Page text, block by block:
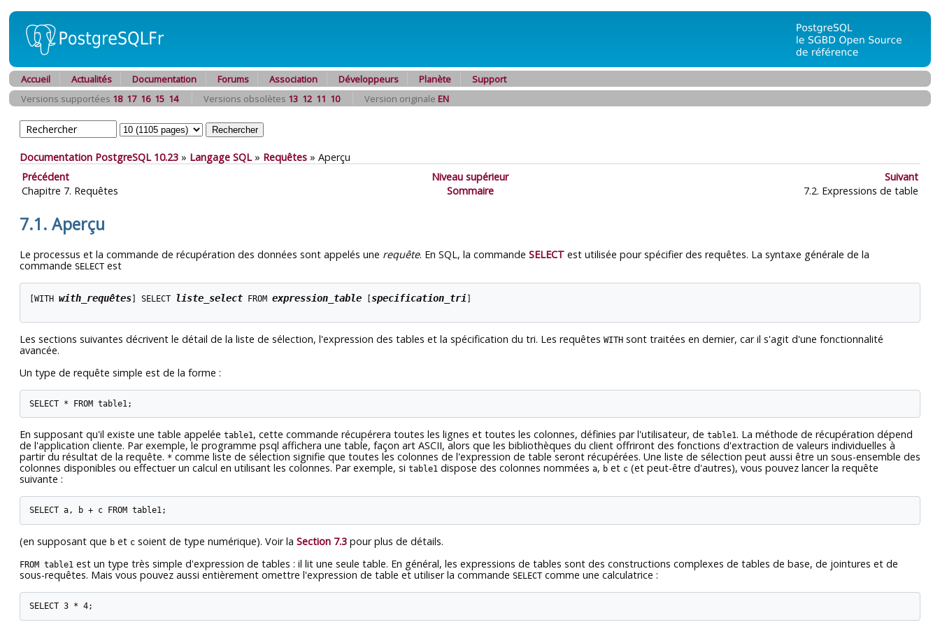
Accueil Actualités Documentation Forums Association Développeurs Planète
Support
Versions supportées 18 17 16 15 14 Versions obsolètes 13 12 11 10 Version originale EN
Documentation PostgreSQL 10.23 » Langage SQL» Requêtes » Aperçu
Précédent
Niveau supérieur
Suivant
Chapitre 7. Requêtes
Sommaire 7.2. Expressions de table
7.1. Aperçu
Le processus et la commande de récupération des données sont appelés une requête. En SQL, la commande SELECT est utilisée pour spécifier des requêtes. La syntaxe générale de la
commande SELECT est
WITH with_requêtes] SELECT liste_select FROM expression_table [ specification_tri]
Les sections suivantes décrivent le détail de la liste de sélection, l'expression des tables et la spécification du tri. Les requêtes WITH sont traitées en dernier, car il s'agit d'une fonctionnalité
avancée.
Un type de requête simple est de la forme :
SELECT * FROM table1;
En supposant qu'il existe une table appelée table1, cette commande récupérera toutes les lignes et toutes les colonnes, définies par l'utilisateur, de table1. La méthode de récupération dépend
de l'application cliente. Par exemple, le programme psql affichera une table, façon art ASCII, alors que les bibliothèques du client offriront des fonctions d'extraction de valeurs individuelles à
partir du résultat de la requête. * comme liste de sélection signifie que toutes les colonnes de l'expression de table seront récupérées. Une liste de sélection peut aussi être un sous-ensemble des
colonnes disponibles ou effectuer un calcul en utilisant les colonnes. Par exemple, si table1 dispose des colonnes nommées a, b et c (et peut-être d'autres), vous pouvez lancer la requête
suivante :
SELECT a, b + c FROM table1;
(en supposant que b et c soient de type numérique). Voir la Section 7.3 pour plus de détails.
FROM table1 est un type très simple d'expression de tables : il lit une seule table. En général, les expressions de tables sont des constructions complexes de tables de base, de jointures et de
sous-requêtes. Mais vous pouvez aussi entièrement omettre l'expression de table et utiliser la commande SELECT comme une calculatrice :
SELECT 3 * 4;